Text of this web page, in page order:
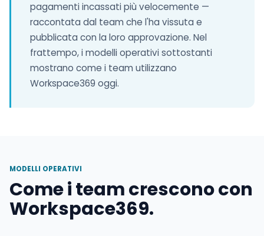
pagamenti incassati più velocemente —
raccontata dal team che l'ha vissuta e
pubblicata con la loro approvazione. Nel
frattempo, i modelli operativi sottostanti
mostrano come i team utilizzano
Workspace369 oggi.
MODELLI OPERATIVI
Come i team crescono con
Workspace369.